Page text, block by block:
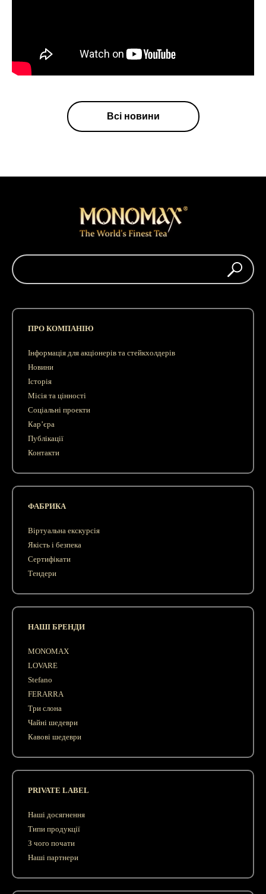
Всі новини
ПРО КОМПАНІЮ
Інформація для акціонерів та стейкхолдерів
Новини
Історія
Місія та цінності
Соціальні проекти
Кар’єра
Публікації
Контакти
ФАБРИКА
Віртуальна екскурсія
Якість і безпека
Сертифікати
Тендери
НАШІ БРЕНДИ
MONOMAX
LOVARE
Stefano
FERARRA
Три слона
Чайні шедеври
Кавові шедеври
PRIVATE LABEL
Наші досягнення
Типи продукції
З чого почати
Наші партнери